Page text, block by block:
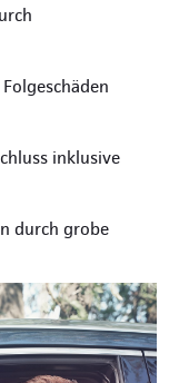
inklusive
durch grobe